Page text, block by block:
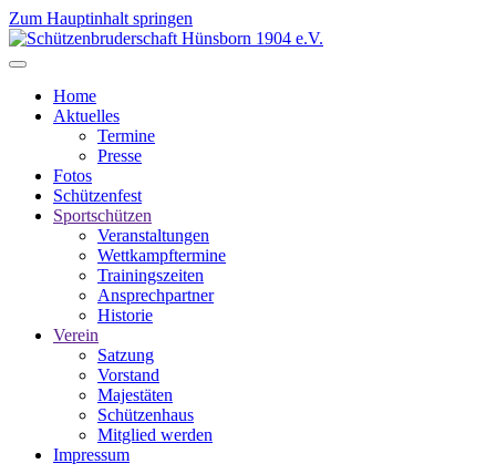
Zum Hauptinhalt springen
Home
Aktuelles
Termine
Presse
Fotos
Schützenfest
Sportschützen
Veranstaltungen
Wettkampftermine
Trainingszeiten
Ansprechpartner
Historie
Verein
Satzung
Vorstand
Majestäten
Schützenhaus
Mitglied werden
Impressum